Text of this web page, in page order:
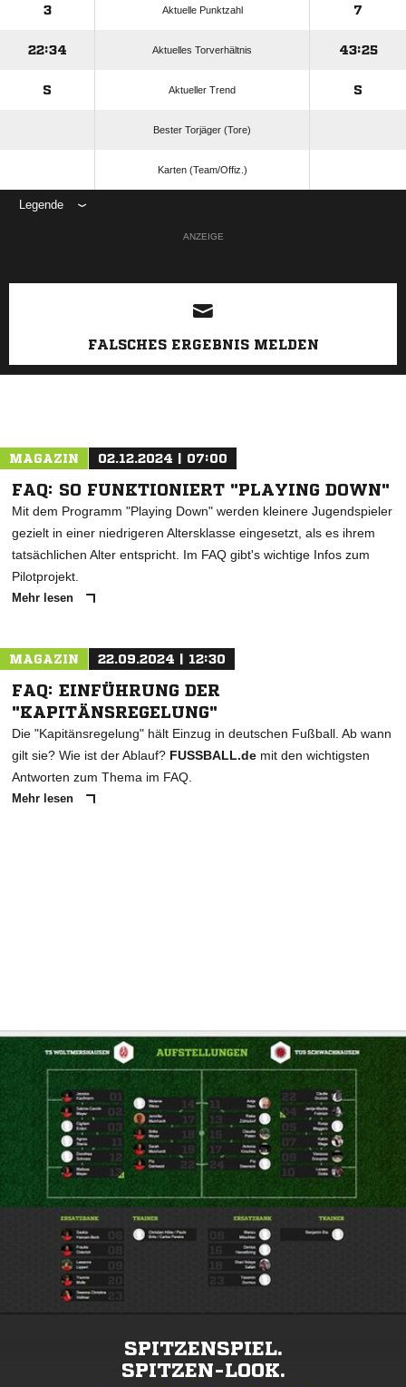
3 Aktuelle Punktzahl 7
22:34 Aktuelles Torverhältnis 43:25
S Aktueller Trend S
Bester Torjäger (Tore)
Karten (Team/Offiz.)
Legende
ANZEIGE
FALSCHES ERGEBNIS MELDEN
MAGAZIN 02.12.2024 | 07:00
FAQ: SO FUNKTIONIERT "PLAYING DOWN"
Mit dem Programm "Playing Down" werden kleinere Jugendspieler
gezielt in einer niedrigeren Altersklasse eingesetzt, als es ihrem
tatsächlichen Alter entspricht. Im FAQ gibt's wichtige Infos zum
Pilotprojekt.
Mehr lesen
MAGAZIN 22.09.2024 | 12:30
FAQ: EINFÜHRUNG DER
"KAPITÄNSREGELUNG"
Die "Kapitänsregelung" hält Einzug in deutschen Fußball. Ab wann
gilt sie? Wie ist der Ablauf? FUSSBALL.de mit den wichtigsten
Antworten zum Thema im FAQ.
Mehr lesen
SPITZENSPIEL.
SPITZEN-LOOK.